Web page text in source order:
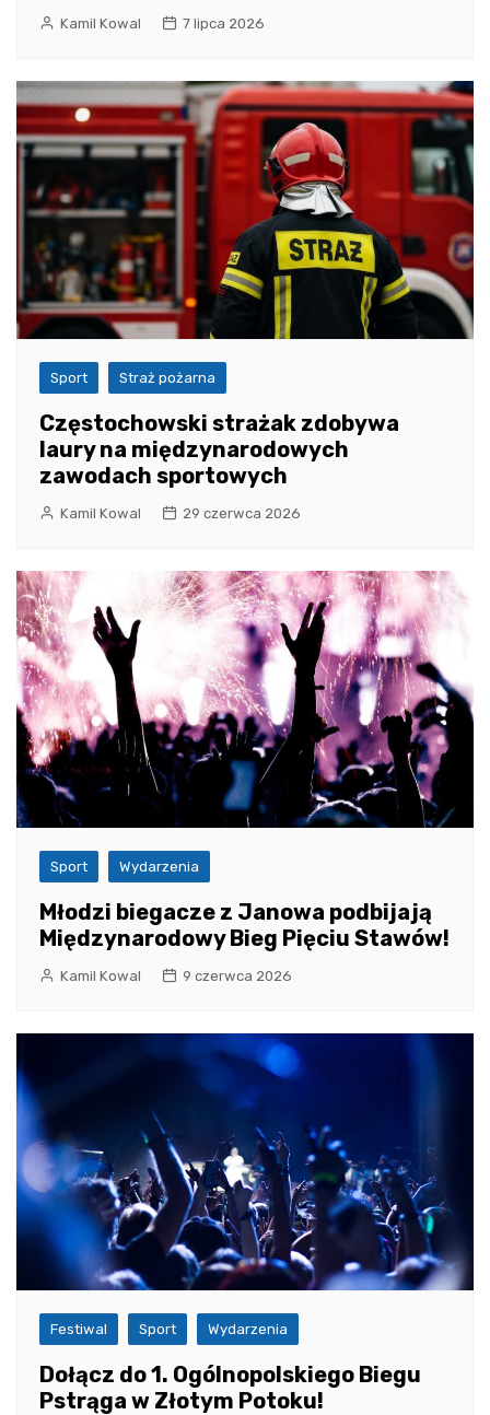
Kamil Kowal 7 lipca 2026
Sport Straż pożarna
Częstochowski strażak zdobywa
laury na międzynarodowych
zawodach sportowych
Kamil Kowal 29 czerwca 2026
Sport Wydarzenia
Młodzi biegacze z Janowa podbijają
Międzynarodowy Bieg Pięciu Stawów!
Kamil Kowal 9 czerwca 2026
Festiwal Sport Wydarzenia
Dołącz do 1. Ogólnopolskiego Biegu
Pstrąga w Złotym Potoku!